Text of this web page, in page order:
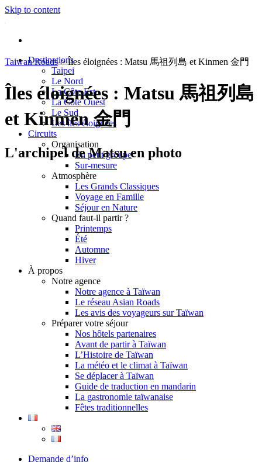
Skip to content
Destinations
Taipei
Le Nord
La Côte Est
La Côte Ouest
Le Sud
Les îles éloignées
Circuits
Organisation
En petit groupe
Sur-mesure
Atmosphère
Les Grands Classiques
Voyage en Famille
Séjour en Nature
Quand faut-il partir ?
Printemps
Été
Automne
Hiver
À propos
Notre agence
Notre agence à Taïwan
Le réseau Asian Roads
Les avis des voyageurs sur Taïwan
Préparer votre séjour
Nos hôtels partenaires
Avant de partir à Taïwan
L’Histoire de Taïwan
La météo et le climat à Taïwan
Se déplacer à Taïwan
Guide de traduction en mandarin
La gastronomie taïwanaise
Fêtes traditionnelles
Demande d’info
Taiwan Roads > Îles éloignées : Matsu 馬祖列島 et Kinmen 金門
Îles éloignées : Matsu 馬祖列島
et Kinmen 金門
L'archipel de Matsu en photo